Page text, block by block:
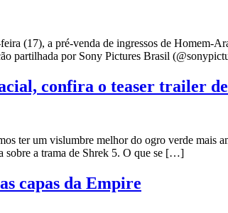
(17), a pré-venda de ingressos de Homem-
partilhada por Sony Pictures Brasil
confira o teaser trailer
ter um vislumbre melhor do ogro verde mais
sobre a trama de Shrek 5. O que se […]
capas da Empire